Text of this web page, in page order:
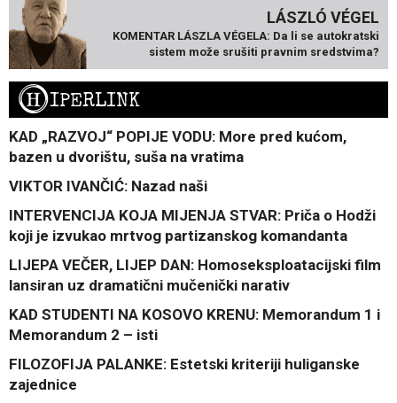
LÁSZLÓ VÉGEL
KOMENTAR LÁSZLA VÉGELA: Da li se autokratski
sistem može srušiti pravnim sredstvima?
HIPERLINK
KAD „RAZVOJ“ POPIJE VODU: More pred kućom,
bazen u dvorištu, suša na vratima
VIKTOR IVANČIĆ: Nazad naši
INTERVENCIJA KOJA MIJENJA STVAR: Priča o Hodži
koji je izvukao mrtvog partizanskog komandanta
LIJEPA VEČER, LIJEP DAN: Homoseksploatacijski film
lansiran uz dramatični mučenički narativ
KAD STUDENTI NA KOSOVO KRENU: Memorandum 1 i
Memorandum 2 – isti
FILOZOFIJA PALANKE: Estetski kriteriji huliganske
zajednice